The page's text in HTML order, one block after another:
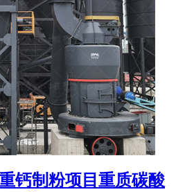
钙制粉项目重质碳酸